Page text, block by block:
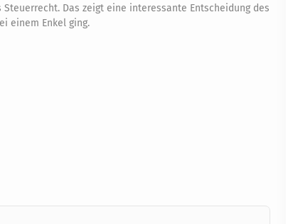
Das zeigt eine interessante Entscheidung des
einem Enkel ging.